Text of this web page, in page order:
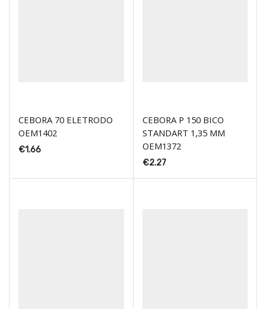
CEBORA 70 ELETRODO
OEM1402
€1.66
CEBORA P 150 BICO
STANDART 1,35 MM
OEM1372
€2.27